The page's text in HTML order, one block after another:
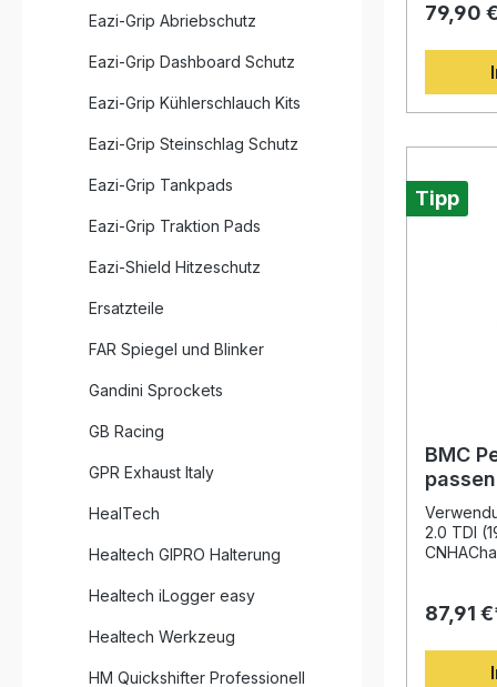
Eazi-Grip Abriebschutz
Eazi-Grip Dashboard Schutz
Eazi-Grip Kühlerschlauch Kits
Eazi-Grip Steinschlag Schutz
Eazi-Grip Tankpads
Eazi-Grip Traktion Pads
Eazi-Shield Hitzeschutz
Ersatzteile
FAR Spiegel und Blinker
Gandini Sprockets
GB Racing
GPR Exhaust Italy
HealTech
Healtech GIPRO Halterung
Healtech iLogger easy
Healtech Werkzeug
HM Quickshifter Professionell
Qualität legen.
Motorleistung
Einteilige
ohne
Epoxid-
Lieferumfang: 1x BMC
Bj. 2017-
ihren
Stabilität
verhindert
Epoxid-
Filter
Ersetzen
Potenzial
Motorleistung
Spezialöl Langlebige Materialien mit
79,90
Tipp
BMC
B8)
2.0 TDI
(190 PS)
den
87,91